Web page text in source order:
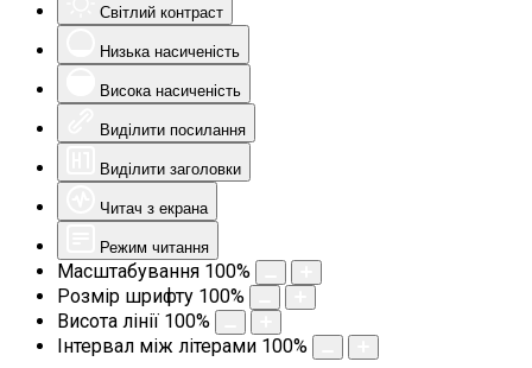
Світлий контраст
Низька насиченість
Висока насиченість
Виділити посилання
Виділити заголовки
Читач з екрана
Режим читання
Масштабування 100%
Розмір шрифту 100%
Висота лінії 100%
Інтервал між літерами 100%